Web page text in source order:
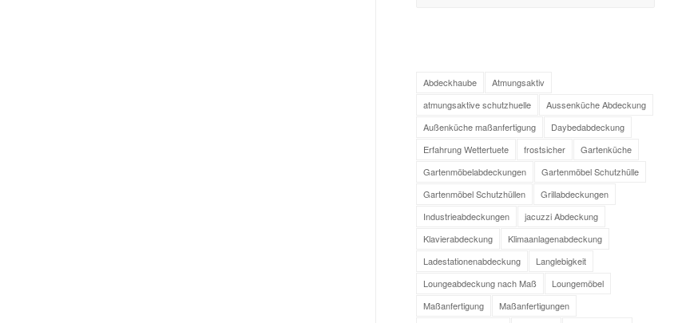
Abdeckhaube
Atmungsaktiv
atmungsaktive schutzhuelle
Aussenküche Abdeckung
Außenküche maßanfertigung
Daybedabdeckung
Erfahrung Wettertuete
frostsicher
Gartenküche
Gartenmöbelabdeckungen
Gartenmöbel Schutzhülle
Gartenmöbel Schutzhüllen
Grillabdeckungen
Industrieabdeckungen
jacuzzi Abdeckung
Klavierabdeckung
Klimaanlagenabdeckung
Ladestationenabdeckung
Langlebigkeit
Loungeabdeckung nach Maß
Loungemöbel
Maßanfertigung
Maßanfertigungen